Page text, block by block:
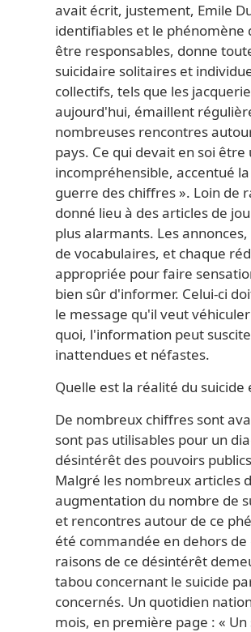
avait écrit, justement, Emile
identifiables et le
être responsables, donne
suicidaire solitaires et
collectifs, tels que les
aujourd'hui, émaillent
nombreuses rencontres
pays. Ce qui devait en soi
incompréhensible, accentué
guerre des chiffres ». Loin de
donné lieu à des articles de
plus alarmants. Les
de vocabulaires, et chaque
appropriée pour faire
bien sûr d'informer. Celui-ci
le message qu'il veut
quoi, l'information peut
inattendues et néfastes.
Quelle est la réalité du suicide
De nombreux chiffres sont
sont pas utilisables pour un
désintérêt des pouvoirs
Malgré les nombreux articles
augmentation du nombre de
et rencontres autour de ce
été commandée en dehors de
raisons de ce désintérêt
tabou concernant le suicide
concernés. Un quotidien
mois, en première page : «